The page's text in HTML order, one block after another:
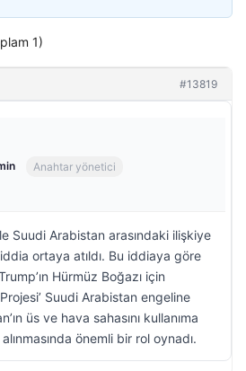
1)
#13819
Anahtar yönetici
Suudi Arabistan arasındaki ilişkiye
ortaya atıldı. Bu iddiaya göre
Hürmüz Boğazı için
Suudi Arabistan engeline
üs ve hava sahasını kullanıma
önemli bir rol oynadı.